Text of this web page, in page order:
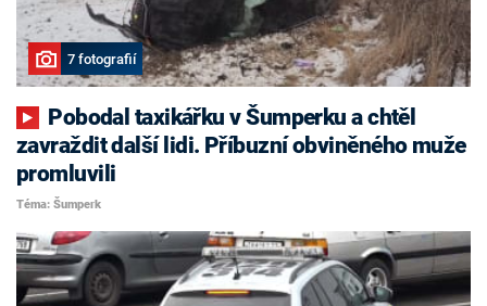
7 fotografií
zavraždit další lidi. Příbuzní obviněného muže
promluvili
Téma: Šumperk